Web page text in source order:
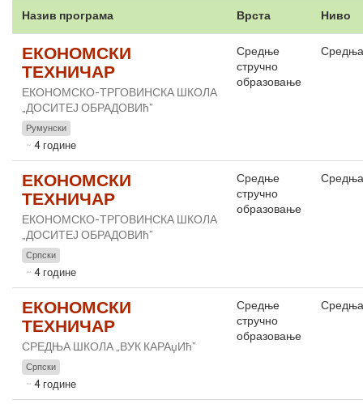
Назив програма Врста Ниво
ЕКОНОМСКИ
ТЕХНИЧАР
ЕКОНОМСКО-ТРГОВИНСКА ШКОЛА
„ДОСИТЕЈ ОБРАДОВИћ”
Румунски
4 године
Средње
стручно
образовање
ЕКОНОМСКИ
ТЕХНИЧАР
ЕКОНОМСКО-ТРГОВИНСКА ШКОЛА
„ДОСИТЕЈ ОБРАДОВИћ”
Српски
4 године
Средње
стручно
образовање
ЕКОНОМСКИ
ТЕХНИЧАР
СРЕДЊА ШКОЛА „ВУК КАРАџИћ”
Српски
4 године
Средње
стручно
образовање